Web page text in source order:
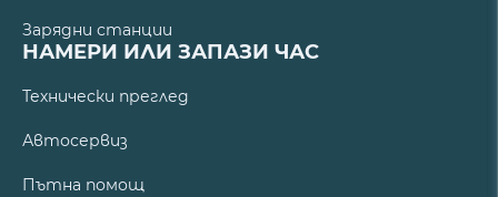
Зарядни станции
НАМЕРИ ИЛИ ЗАПАЗИ ЧАС
Технически преглед
Автосервиз
Пътна помощ